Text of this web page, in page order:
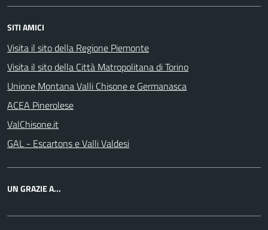
SITI AMICI
Visita il sito della Regione Piemonte
Visita il sito della Città Matropolitana di Torino
Unione Montana Valli Chisone e Germanasca
ACEA Pinerolese
ValChisone.it
GAL - Escartons e Valli Valdesi
UN GRAZIE A...